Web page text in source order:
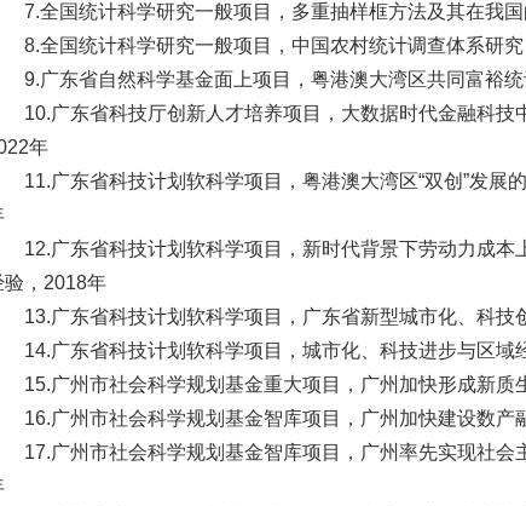
7.全国统计科学研究一般项目，多重抽样框方法及其在我
8.全国统计科学研究一般项目，中国农村统计调查体系研
9.广东省自然科学基金面上项目，粤港澳大湾区共同富裕
10.广东省科技厅创新人才培养项目，大数据时代金融科技
年
11.广东省科技计划软科学项目，粤港澳大湾区“双创”发展
12.广东省科技计划软科学项目，新时代背景下劳动力成
验，2018年
13.广东省科技计划软科学项目，广东省新型城市化、科
14.广东省科技计划软科学项目，城市化、科技进步与区
15.广州市社会科学规划基金重大项目，广州加快形成新质
16.广州市社会科学规划基金智库项目，广州加快建设数产
17.广州市社会科学规划基金智库项目，广州率先实现社